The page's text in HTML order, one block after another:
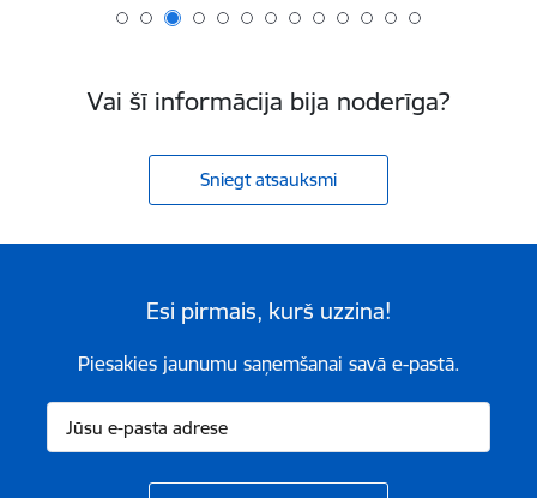
Vai šī informācija bija noderīga?
Sniegt atsauksmi
Esi pirmais, kurš uzzina!
Piesakies jaunumu saņemšanai savā e-pastā.